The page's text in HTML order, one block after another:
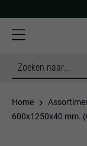
Home
600x1250x40 mm.